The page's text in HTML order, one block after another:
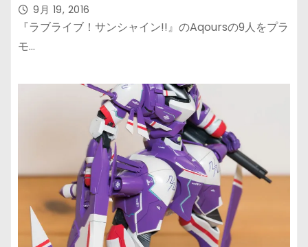
9月 19, 2016
『ラブライブ！サンシャイン!!』のAqoursの9人をプラ
モ…